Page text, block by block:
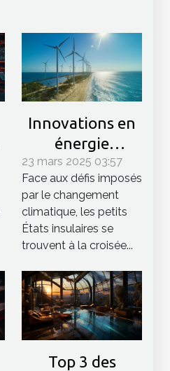
Innovations en
énergie
renouvelable
des petits États
insulaires face
au changement
climatique
23 mars 2025 03:57
Face aux défis imposés
par le changement
climatique, les petits
États insulaires se
trouvent à la croisée...
Top 3 des